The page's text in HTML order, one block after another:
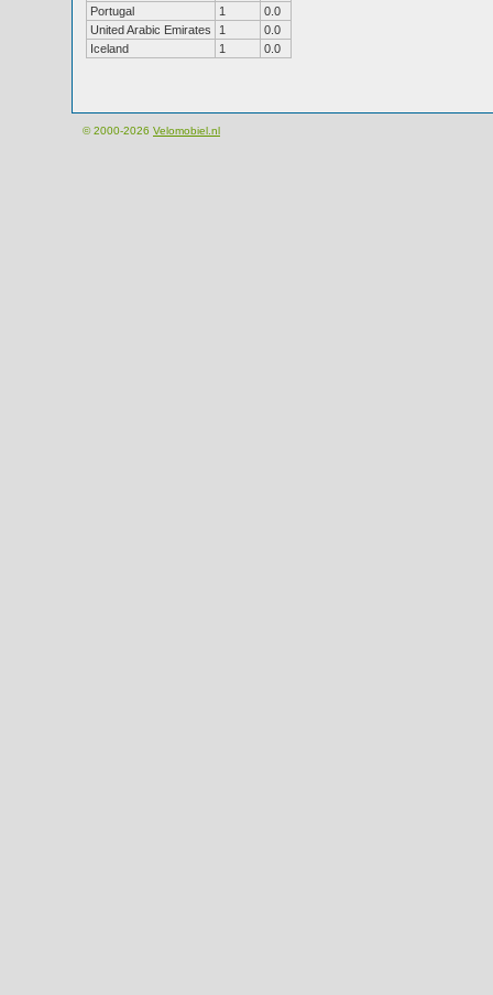
Portugal
1
0.0
United Arabic Emirates
1
0.0
Iceland
1 0.0
© 2000-2026 Velomobiel.nl